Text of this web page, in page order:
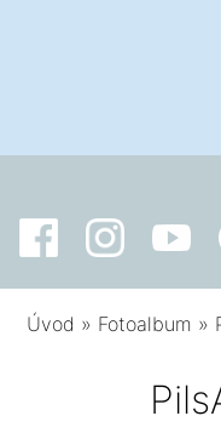
Úvod » Fotoalbum »